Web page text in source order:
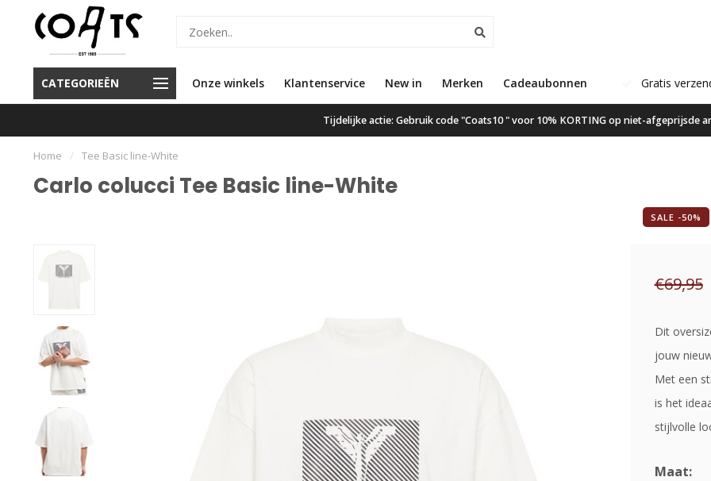
CATEGORIEËN Onze winkels Klantenservice New in Merken Cadeaubonnen
beste service en de beste
merken
Voor 16.00 besteld, vandaag
verzonden
Klanten geven ons een 9.6 Gratis
Tijdelijke actie: Gebruik code "Coats10 " voor 10% KORTING op niet-afgeprijsde
Home / Tee Basic line-White
Carlo colucci Tee Basic line-White
SALE -50%
€69,95
Dit
jouw
Met een
is het
stijlvolle
Maat: